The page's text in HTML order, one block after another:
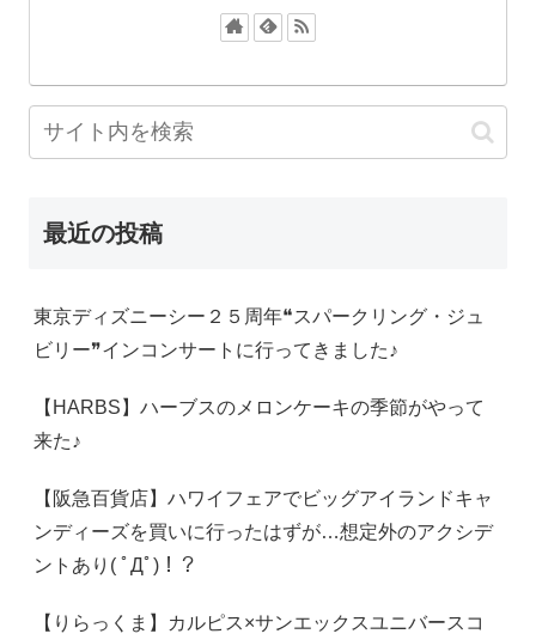
最近の投稿
東京ディズニーシー２５周年❝スパークリング・ジュ
ビリー❞インコンサートに行ってきました♪
【HARBS】ハーブスのメロンケーキの季節がやって
来た♪
【阪急百貨店】ハワイフェアでビッグアイランドキャ
ンディーズを買いに行ったはずが…想定外のアクシデ
ントあり( ﾟДﾟ)！？
【りらっくま】カルピス×サンエックスユニバースコ